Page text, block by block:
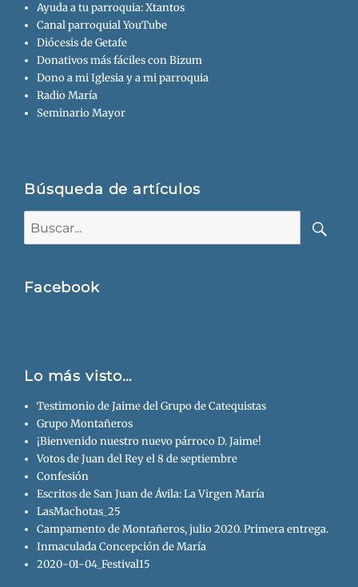
Ayuda a tu parroquia: Xtantos
Canal parroquial YouTube
Diócesis de Getafe
Donativos más fáciles con Bizum
Dono a mi Iglesia y a mi parroquia
Radio María
Seminario Mayor
Búsqueda de artículos
Facebook
Lo más visto…
Testimonio de Jaime del Grupo de Catequistas
Grupo Montañeros
¡Bienvenido nuestro nuevo párroco D. Jaime!
Votos de Juan del Rey el 8 de septiembre
Confesión
Escritos de San Juan de Ávila: La Virgen María
LasMachotas_25
Campamento de Montañeros, julio 2020. Primera entrega.
Inmaculada Concepción de María
2020-01-04_Festival15